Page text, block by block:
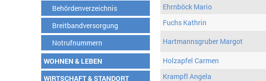
Behördenverzeichnis
Breitbandversorgung
Notrufnummern
WOHNEN & LEBEN
WIRTSCHAFT & STANDORT
Ehrnböck Mario
Fuchs Kathrin
Hartmannsgruber Margot
Holzapfel Carmen
Krampfl Angela